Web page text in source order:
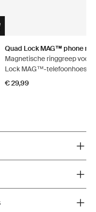
Quad Lock MAG™ phone
Magnetische ringgreep voor
Lock MAG™-telefoonhoesjes
€ 29,99